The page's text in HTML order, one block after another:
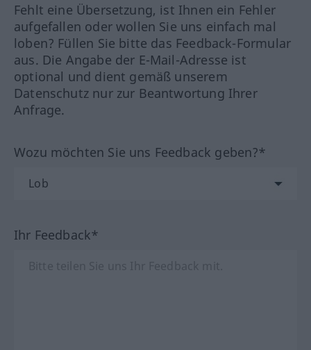
Fehlt eine Übersetzung, ist Ihnen ein Fehler
aufgefallen oder wollen Sie uns einfach mal
loben? Füllen Sie bitte das Feedback-Formular
aus. Die Angabe der E-Mail-Adresse ist
optional und dient gemäß unserem
Datenschutz nur zur Beantwortung Ihrer
Anfrage.
Wozu möchten Sie uns Feedback geben?*
Ihr Feedback*